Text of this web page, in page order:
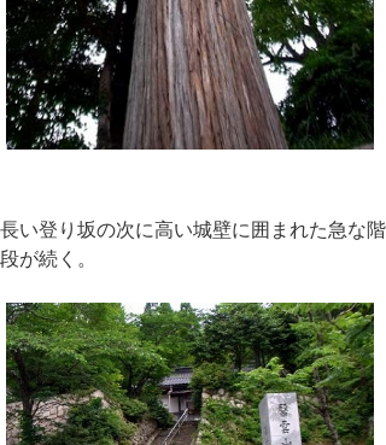
長い登り坂の次に高い城壁に囲まれた急な階
段が続く。